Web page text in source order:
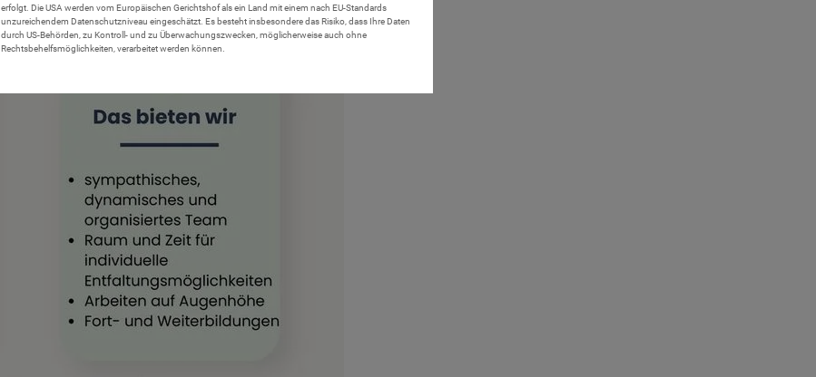
erfolgt. Die USA werden vom Europäischen Gerichtshof als ein Land mit einem nach EU-Standards
unzureichendem Datenschutzniveau eingeschätzt. Es besteht insbesondere das Risiko, dass Ihre Daten
durch US-Behörden, zu Kontroll- und zu Überwachungszwecken, möglicherweise auch ohne
Rechtsbehelfsmöglichkeiten, verarbeitet werden können.